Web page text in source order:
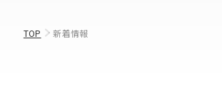
ニュース
TOP 新着情報